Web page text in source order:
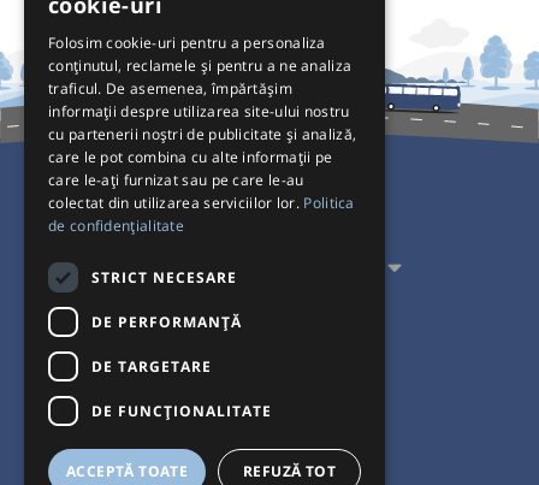
Pentru Călători
Pentru Transportatori
Interacționăm
Acceptăm plăți cu
Folosim cookie-uri pentru a personaliza
conținutul, reclamele și pentru a ne analiza
traficul. De asemenea, împărtășim
informații despre utilizarea site-ului nostru
cu partenerii noștri de publicitate și analiză,
care le pot combina cu alte informații pe
care le-ați furnizat sau pe care le-au
colectat din utilizarea serviciilor lor. Politica
de confidențialitate
STRICT NECESARE
DE PERFORMANȚĂ
DE TARGETARE
DE FUNCŢIONALITATE
ACCEPTĂ TOATE REFUZĂ TOT